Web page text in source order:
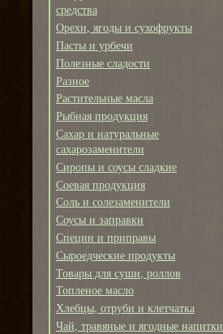
средства
Орехи, ягоды и сухофрукты
Пасты и урбечи
Полезные сладости
Разное
Растительные масла
Рыбная продукция
Сахар и натуральные
сахарозаменители
Сиропы и соусы сладкие
Соевая продукция
Соль и солезаменители
Соусы и заправки
Специи и приправы
Сыроедческие продукты
Товары для суши, роллов
Топленое масло
Хлебцы, отруби и клетчатка
Чай, травяные и ягодные напитки